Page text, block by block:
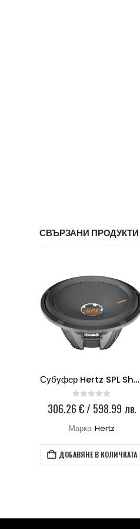
СВЪРЗАНИ ПРОДУКТИ
Субуфер Hertz SPL Show SX380D
0 out of 5
306.26€/ 598.99 лв.
Марка:Hertz
ДОБАВЯНЕ В КОЛИЧКАТА